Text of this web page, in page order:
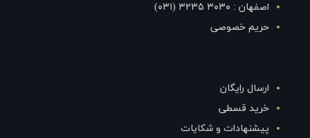
اصفهان : ۳۰۳۰ ۳۲۳۵ (۰۳۱)
حریم خصوصی
ارسال رایگان
خرید قسطی
پیشنهادات و شکایات